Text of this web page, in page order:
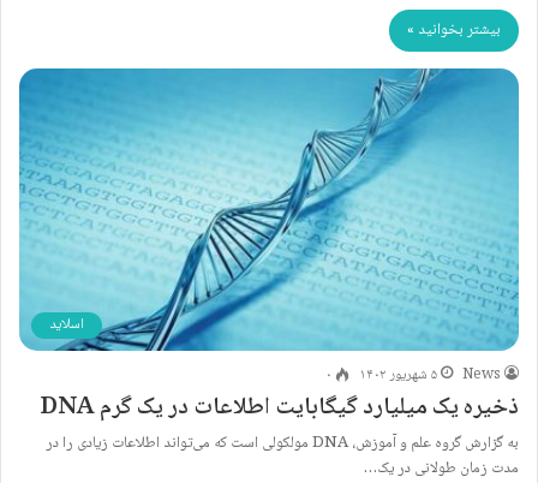
بیشتر بخوانید »
اسلاید
News
۵ شهریور ۱۴۰۲ ۰
ذخیره یک میلیارد گیگابایت اطلاعات در یک گرم DNA
به گزارش گروه علم و آموزش، DNA مولکولی است که می‌تواند اطلاعات زیادی را در
مدت زمان طولانی در یک…